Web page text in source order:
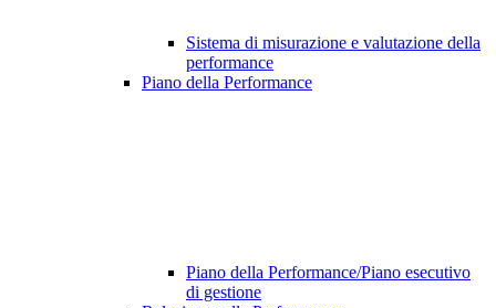
Sistema di misurazione e valutazione della
performance
Piano della Performance
Piano della Performance/Piano esecutivo
di gestione